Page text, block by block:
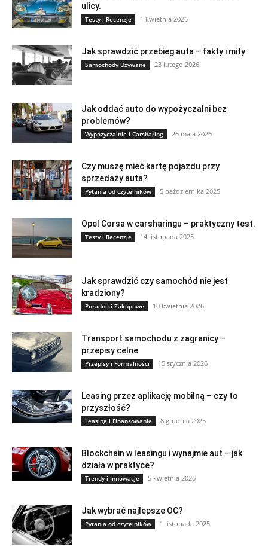
ulicy.
Testy i Recenzje 1 kwietnia 2026
Jak sprawdzić przebieg auta – fakty i mity
Samochody Używane 23 lutego 2026
Jak oddać auto do wypożyczalni bez
problemów?
Wypożyczalnie i Carsharing 26 maja 2026
Czy muszę mieć kartę pojazdu przy
sprzedaży auta?
Pytania od czytelników 5 października 2025
Opel Corsa w carsharingu – praktyczny test.
Testy i Recenzje 14 listopada 2025
Jak sprawdzić czy samochód nie jest
kradziony?
Poradniki Zakupowe 10 kwietnia 2026
Transport samochodu z zagranicy –
przepisy celne
Przepisy i Formalności 15 stycznia 2026
Leasing przez aplikację mobilną – czy to
przyszłość?
Leasing i Finansowanie 8 grudnia 2025
Blockchain w leasingu i wynajmie aut – jak
działa w praktyce?
Trendy i Innowacje 5 kwietnia 2026
Jak wybrać najlepsze OC?
Pytania od czytelników 1 listopada 2025